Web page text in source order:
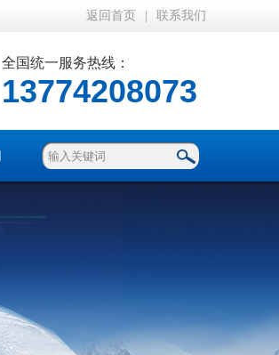
返回首页 联系我们
全国统一服务热线：
13774208073